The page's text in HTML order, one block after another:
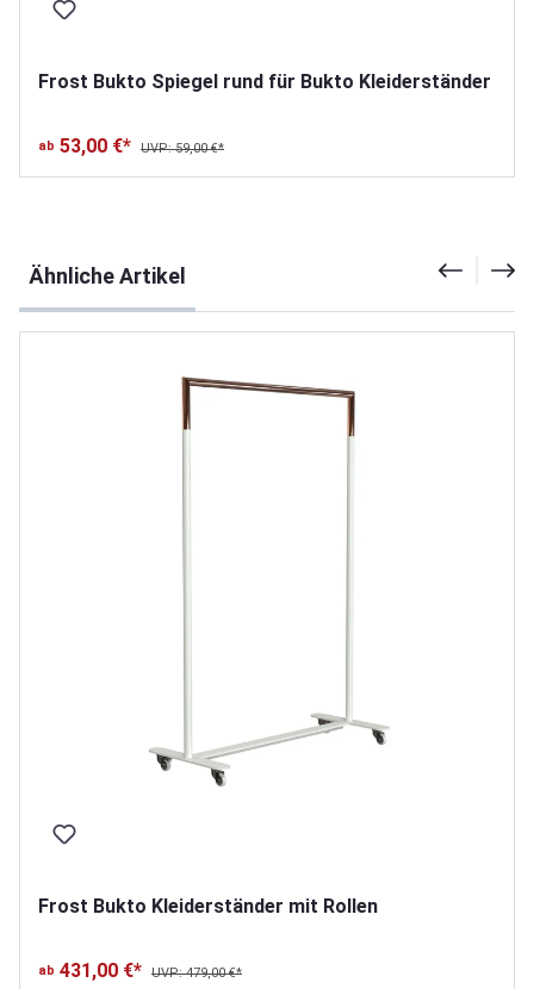
Frost Bukto Spiegel rund für Bukto Kleiderständer
ab 53,00 €* UVP: 59,00 €*
Ähnliche Artikel
Frost Bukto Kleiderständer mit Rollen
ab 431,00 €* UVP: 479,00 €*